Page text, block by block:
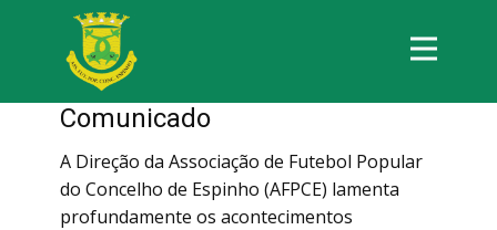
Comunicado
A Direção da Associação de Futebol Popular
do Concelho de Espinho (AFPCE) lamenta
profundamente os acontecimentos